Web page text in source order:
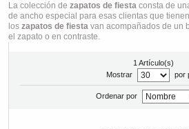
La colección de zapatos de fiesta consta de
de ancho especial para esas clientas que
los zapatos de fiesta van acompañados de un
el zapato o en contraste.
1 Artículo(s)
Mostrar
por
Ordenar por